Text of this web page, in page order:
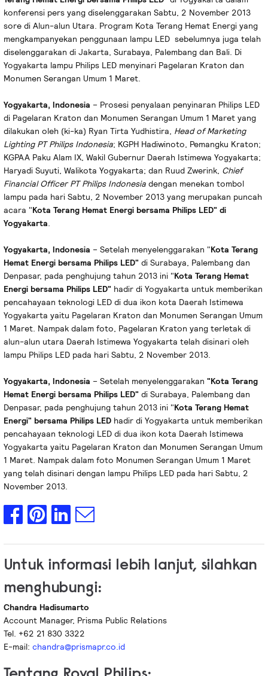
konferensi pers yang diselenggarakan Sabtu, 2 November 2013
sore di Alun-alun Utara. Program Kota Terang Hemat Energi yang
mengkampanyekan penggunaan lampu LED sebelumnya juga telah
diselenggarakan di Jakarta, Surabaya, Palembang dan Bali. Di
Yogyakarta lampu Philips LED menyinari Pagelaran Kraton dan
Monumen Serangan Umum 1 Maret.
Yogyakarta, Indonesia – Prosesi penyalaan penyinaran Philips LED
di Pagelaran Kraton dan Monumen Serangan Umum 1 Maret yang
dilakukan oleh (ki-ka) Ryan Tirta Yudhistira, Head of Marketing
Lighting PT Philips Indonesia; KGPH Hadiwinoto, Pemangku Kraton;
KGPAA Paku Alam IX, Wakil Gubernur Daerah Istimewa Yogyakarta;
Haryadi Suyuti, Walikota Yogyakarta; dan Ruud Zwerink, Chief
Financial Officer PT Philips Indonesiadengan menekan tombol
lampu pada hari Sabtu, 2 November 2013 yang merupakan puncah
acara "Kota Terang Hemat Energi bersama Philips LED" di
Yogyakarta.
Yogyakarta, Indonesia – Setelah menyelenggarakan "Kota Terang
Hemat Energi bersama Philips LED" di Surabaya, Palembang dan
Denpasar, pada penghujung tahun 2013 ini "Kota Terang Hemat
Energi bersama Philips LED" hadir di Yogyakarta untuk memberikan
pencahayaan teknologi LED di dua ikon kota Daerah Istimewa
Yogyakarta yaitu Pagelaran Kraton dan Monumen Serangan Umum
1 Maret. Nampak dalam foto, Pagelaran Kraton yang terletak di
alun-alun utara Daerah Istimewa Yogyakarta telah disinari oleh
lampu Philips LED pada hari Sabtu, 2 November 2013.
Yogyakarta, Indonesia – Setelah menyelenggarakan "Kota Terang
Hemat Energi bersama Philips LED" di Surabaya, Palembang dan
Denpasar, pada penghujung tahun 2013 ini "Kota Terang Hemat
Energi" bersama Philips LEDhadir di Yogyakarta untuk memberikan
pencahayaan teknologi LED di dua ikon kota Daerah Istimewa
Yogyakarta yaitu Pagelaran Kraton dan Monumen Serangan Umum
1 Maret. Nampak dalam foto Monumen Serangan Umum 1 Maret
yang telah disinari dengan lampu Philips LED pada hari Sabtu, 2
November 2013.
Untuk informasi lebih lanjut, silahkan
menghubungi:
Chandra Hadisumarto
Account Manager, Prisma Public Relations
Tel. +62 21 830 3322
E-mail: chandra@prismapr.co.id